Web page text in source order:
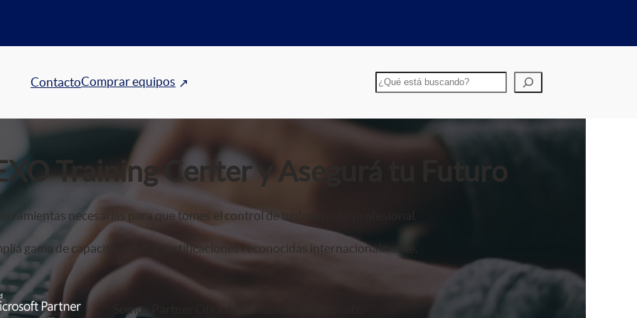
ContactoComprar equipos Buscar
Training Center y Asegurá tu Futuro
necesarias para que tomes el control de tu desarrollo profesional.
gama de capacitaciones y certificaciones reconocidas internacionalmente.
Somos Partner Oficial de Educación Microsoft.